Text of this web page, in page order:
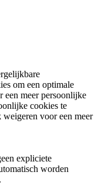
om een optimale
een meer persoonlijke
cookies te
weigeren voor een meer
expliciete
worden